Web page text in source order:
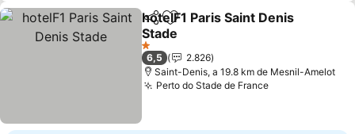
PartilharAdicionar aos favoritos
hotelF1 Paris Saint Denis
Stade
Ver preços
1 Estrelas
6,5
2.826
Saint-Denis, a 19.8 km de Mesnil-Amelot
Perto do Stade de FranceVer preços